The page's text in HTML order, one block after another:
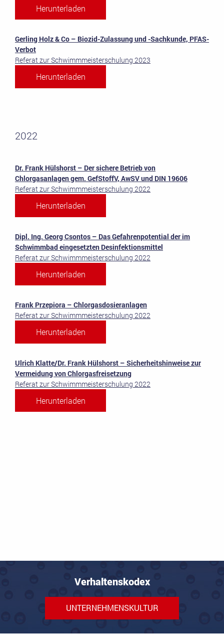
Herunterladen
Gerling Holz & Co – Biozid-Zulassung und -Sachkunde, PFAS-
Verbot
Referat zur Schwimmmeisterschulung 2023
Herunterladen
2022
Dr. Frank Hülshorst – Der sichere Betrieb von
Chlorgasanlagen gem. GefStoffV, AwSV und DIN 19606
Referat zur Schwimmmeisterschulung 2022
Herunterladen
Dipl. Ing. Georg Csontos – Das Gefahrenpotential der im
Schwimmbad eingesetzten Desinfektionsmittel
Referat zur Schwimmmeisterschulung 2022
Herunterladen
Frank Przepiora – Chlorgasdosieranlagen
Referat zur Schwimmmeisterschulung 2022
Herunterladen
Ulrich Klatte/Dr. Frank Hülshorst – Sicherheitshinweise zur
Vermeidung von Chlorgasfreisetzung
Referat zur Schwimmmeisterschulung 2022
Herunterladen
Verhaltenskodex
UNTERNEHMENSKULTUR